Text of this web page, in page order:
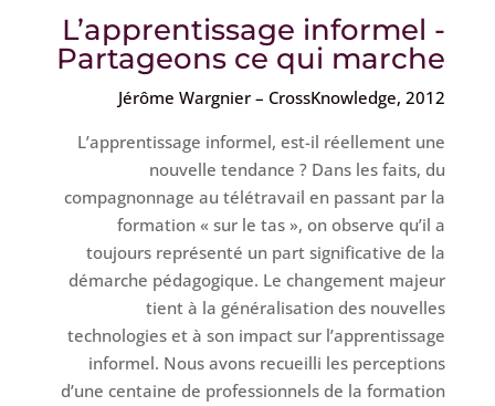
L’apprentissage informel -
Partageons ce qui marche
Jérôme Wargnier – CrossKnowledge, 2012
L’apprentissage informel, est-il réellement une
nouvelle tendance ? Dans les faits, du
compagnonnage au télétravail en passant par la
formation « sur le tas », on observe qu’il a
toujours représenté un part significative de la
démarche pédagogique. Le changement majeur
tient à la généralisation des nouvelles
technologies et à son impact sur l’apprentissage
informel. Nous avons recueilli les perceptions
d’une centaine de professionnels de la formation